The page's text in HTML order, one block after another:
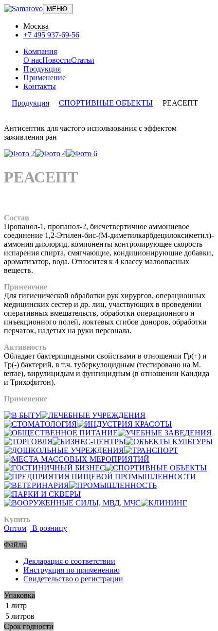
МЕНЮ
Москва
+7 495 937-69-56
Компания
О насНовостиСтатьи
Продукция
Применение
Контакты
Продукция
СПОРТИВНЫЕ ОБЪЕКТЫ РЕАСЕПТ
Антисептик для частого использования с эффектом
заживления ран
РЕАСЕПТ
Состав
Пропанол-1, пропанол-2, бисчетвертичное аммониевое
соединение 1,2-Этилен-бис-(М-диметилкарбдецилоксиметил)-
аммония дихлорид, компоненты контролирующее скорость
испарения спирта, смягчающие, кондиционирующие добавки,
ароматизатор, вода. Относится к 4 классу малоопасных
веществ.
Применение
Для гигиенической обработки рук хирургов, операционных
медицинских сестер и др. лиц, участвующих в проведении
оперативных вмешательств, обработки операционного и
инъекционного полей, локтевых сгибов доноров, обработки
перчаток, надетых на руки персонала.
Активность
Обладает бактерицидными свойствами в отношении Гр(+) и
Гр(-) бактерий, в т.ч. туберкулоцидным (тестировано на М.
tеrrае), вирулицидым и фунгицидным (в отношении Кандида
и Трихофитон).
Применение
Купить
Оптом
В розницу
Файлы
Декларация о соответствии
Инструкция по применению
Свидетельство о регистрации
Упаковка
1 литр
5 литров
Срок годности